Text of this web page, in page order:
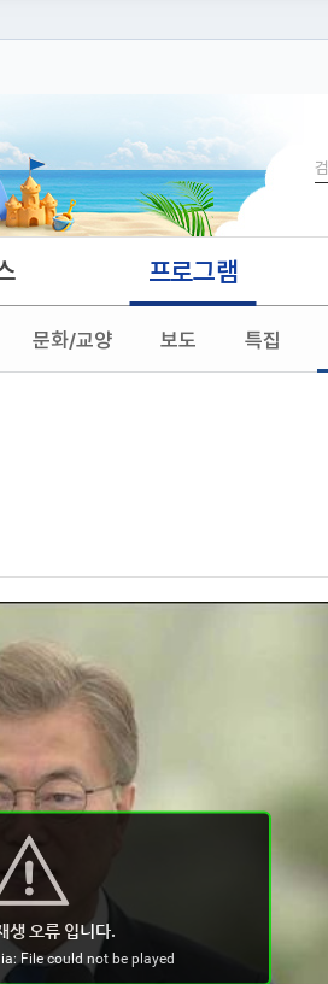
도메인 주소를 확인해 보세요
프로그램
문화/교양 보도 특집